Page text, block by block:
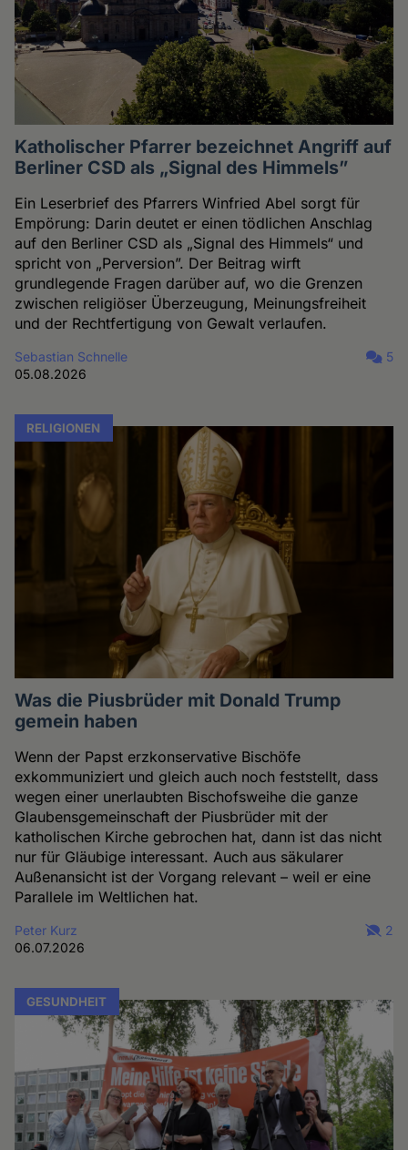
Katholischer Pfarrer bezeichnet Angriff auf
Berliner CSD als „Signal des Himmels”
Ein Leserbrief des Pfarrers Winfried Abel sorgt für
Empörung: Darin deutet er einen tödlichen Anschlag
auf den Berliner CSD als „Signal des Himmels“ und
spricht von „Perversion”. Der Beitrag wirft
grundlegende Fragen darüber auf, wo die Grenzen
zwischen religiöser Überzeugung, Meinungsfreiheit
und der Rechtfertigung von Gewalt verlaufen.
Sebastian Schnelle
05.08.2026
5
RELIGIONEN
Was die Piusbrüder mit Donald Trump
gemein haben
Wenn der Papst erzkonservative Bischöfe
exkommuniziert und gleich auch noch feststellt, dass
wegen einer unerlaubten Bischofsweihe die ganze
Glaubensgemeinschaft der Piusbrüder mit der
katholischen Kirche gebrochen hat, dann ist das nicht
nur für Gläubige interessant. Auch aus säkularer
Außenansicht ist der Vorgang relevant – weil er eine
Parallele im Weltlichen hat.
Peter Kurz
06.07.2026
2
GESUNDHEIT